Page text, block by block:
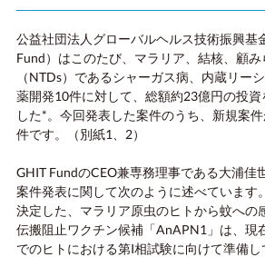
公益社団法人グローバルヘルス技術振興基
Fund）はこのたび、マラリア、結核、顧
（NTDs）であるシャーガス病、内蔵リー
薬開発10件に対して、総額約23億円の投資
した*。今回発表した案件のうち、新規案
件です。（別紙1、2）
GHIT FundのCEO兼専務理事である大浦佳
案件発表に関して次のように述べています
決定した、マラリア原虫のヒトから蚊への
伝搬阻止ワクチン候補「AnAPN1」は、現
でのヒトにおける第I相試験に向けて準備